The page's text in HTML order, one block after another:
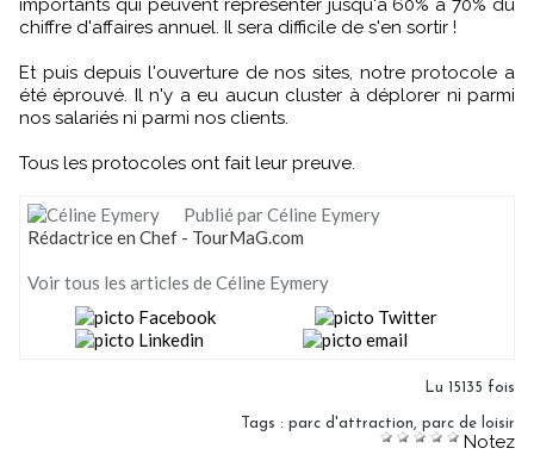
chiffre d'affaires annuel. Il sera difficile de s'en sortir !
Et puis depuis l'ouverture de nos sites, notre protocole a
été éprouvé. Il n'y a eu aucun cluster à déplorer ni parmi
nos salariés ni parmi nos clients.
Tous les protocoles ont fait leur preuve.
Publié par Céline Eymery
Rédactrice en Chef - TourMaG.com
Voir tous les articles de Céline Eymery
Lu 15135 fois
Tags : parc d'attraction parc de loisir
Notez